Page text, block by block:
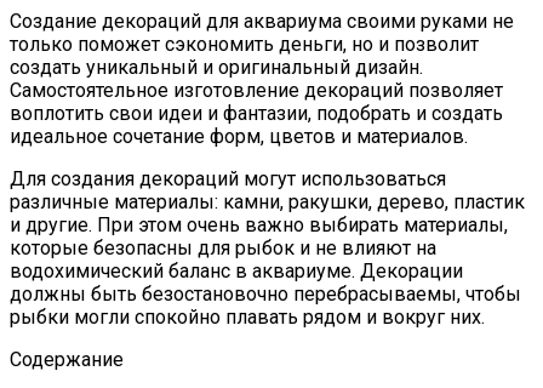
Создание декораций для аквариума своими руками не
только поможет сэкономить деньги, но и позволит
создать уникальный и оригинальный дизайн.
Самостоятельное изготовление декораций позволяет
воплотить свои идеи и фантазии, подобрать и создать
идеальное сочетание форм, цветов и материалов.
Для создания декораций могут использоваться
различные материалы: камни, ракушки, дерево, пластик
и другие. При этом очень важно выбирать материалы,
которые безопасны для рыбок и не влияют на
водохимический баланс в аквариуме. Декорации
должны быть безостановочно перебрасываемы, чтобы
рыбки могли спокойно плавать рядом и вокруг них.
Содержание